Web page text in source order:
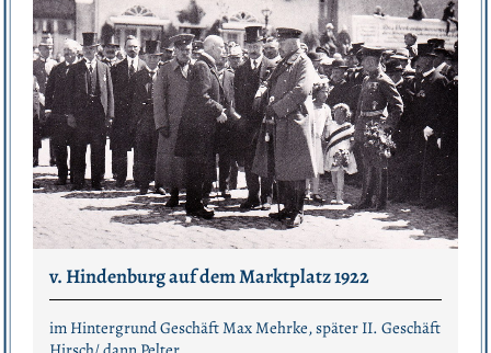
v. Hindenburg auf dem Marktplatz 1922
im Hintergrund Geschäft Max Mehrke, später II. Geschäft